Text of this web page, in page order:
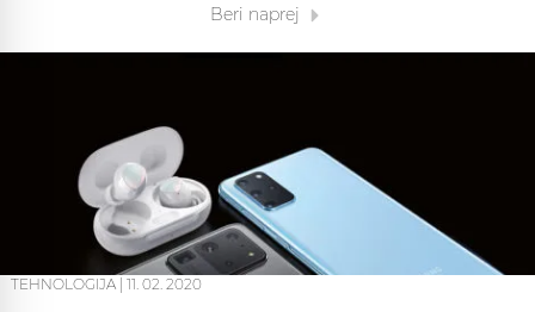
Beri naprej
TEHNOLOGIJA 11. 02. 2020